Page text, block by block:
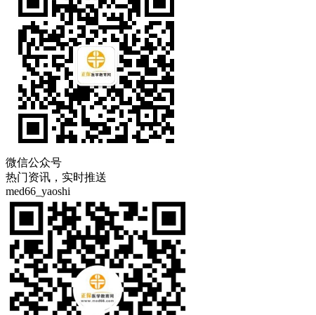
微信公众号
热门资讯，实时推送
med66_yaoshi